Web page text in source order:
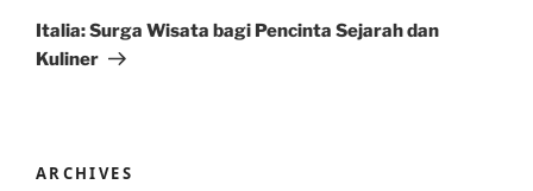
Post
Italia: Surga Wisata bagi Pencinta Sejarah dan
Kuliner
ARCHIVES